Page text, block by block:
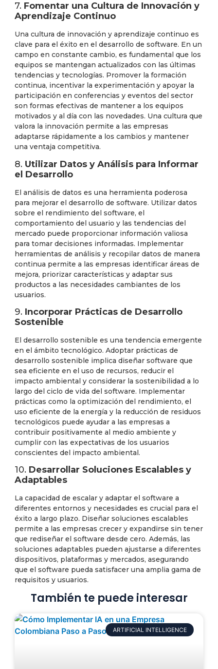
7. Fomentar una Cultura de Innovación y
Aprendizaje Continuo
Una cultura de innovación y aprendizaje continuo es
clave para el éxito en el desarrollo de software. En un
campo en constante cambio, es fundamental que los
equipos se mantengan actualizados con las últimas
tendencias y tecnologías. Promover la formación
continua, incentivar la experimentación y apoyar la
participación en conferencias y eventos del sector
son formas efectivas de mantener a los equipos
motivados y al día con las novedades. Una cultura que
valora la innovación permite a las empresas
adaptarse rápidamente a los cambios y mantener
una ventaja competitiva.
8. Utilizar Datos y Análisis para Informar
el Desarrollo
El análisis de datos es una herramienta poderosa
para mejorar el desarrollo de software. Utilizar datos
sobre el rendimiento del software, el
comportamiento del usuario y las tendencias del
mercado puede proporcionar información valiosa
para tomar decisiones informadas. Implementar
herramientas de análisis y recopilar datos de manera
continua permite a las empresas identificar áreas de
mejora, priorizar características y adaptar sus
productos a las necesidades cambiantes de los
usuarios.
9. Incorporar Prácticas de Desarrollo
Sostenible
El desarrollo sostenible es una tendencia emergente
en el ámbito tecnológico. Adoptar prácticas de
desarrollo sostenible implica diseñar software que
sea eficiente en el uso de recursos, reducir el
impacto ambiental y considerar la sostenibilidad a lo
largo del ciclo de vida del software. Implementar
prácticas como la optimización del rendimiento, el
uso eficiente de la energía y la reducción de residuos
tecnológicos puede ayudar a las empresas a
contribuir positivamente al medio ambiente y
cumplir con las expectativas de los usuarios
conscientes del impacto ambiental.
10. Desarrollar Soluciones Escalables y
Adaptables
La capacidad de escalar y adaptar el software a
diferentes entornos y necesidades es crucial para el
éxito a largo plazo. Diseñar soluciones escalables
permite a las empresas crecer y expandirse sin tener
que rediseñar el software desde cero. Además, las
soluciones adaptables pueden ajustarse a diferentes
dispositivos, plataformas y mercados, asegurando
que el software pueda satisfacer una amplia gama de
requisitos y usuarios.
También te puede interesar
ARTIFICIAL INTELLIGENCE